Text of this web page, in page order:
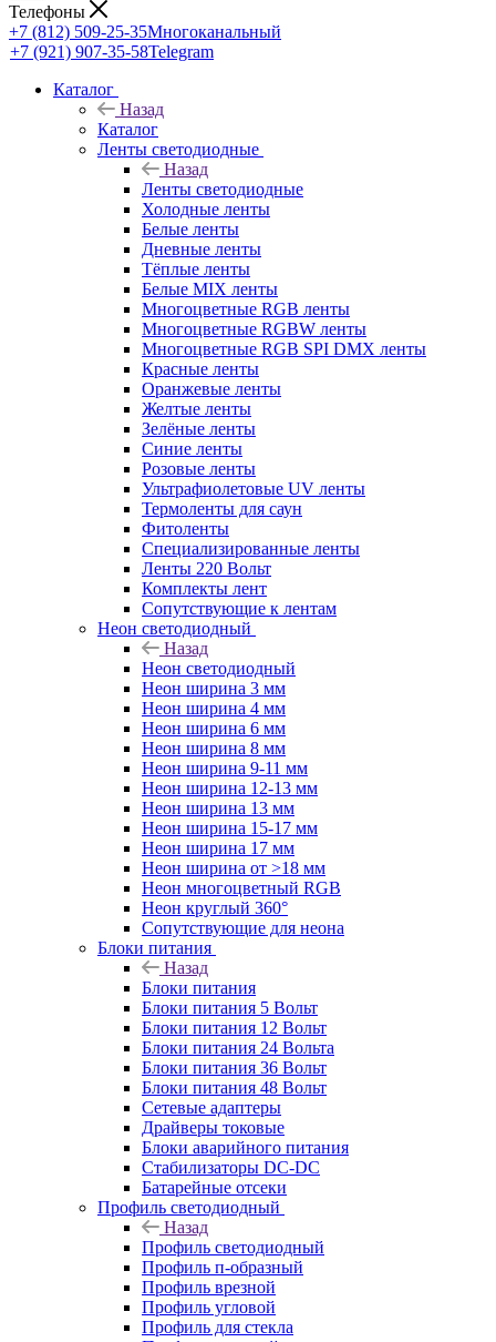
Телефоны
+7 (812) 509-25-35Многоканальный
+7 (921) 907-35-58Telegram
Каталог
Назад
Каталог
Ленты светодиодные
Назад
Ленты светодиодные
Холодные ленты
Белые ленты
Дневные ленты
Тёплые ленты
Белые MIX ленты
Многоцветные RGB ленты
Многоцветные RGBW ленты
Многоцветные RGB SPI DMX ленты
Красные ленты
Оранжевые ленты
Желтые ленты
Зелёные ленты
Синие ленты
Розовые ленты
Ультрафиолетовые UV ленты
Термоленты для саун
Фитоленты
Специализированные ленты
Ленты 220 Вольт
Комплекты лент
Сопутствующие к лентам
Неон светодиодный
Назад
Неон светодиодный
Неон ширина 3 мм
Неон ширина 4 мм
Неон ширина 6 мм
Неон ширина 8 мм
Неон ширина 9-11 мм
Неон ширина 12-13 мм
Неон ширина 13 мм
Неон ширина 15-17 мм
Неон ширина 17 мм
Неон ширина от >18 мм
Неон многоцветный RGB
Неон круглый 360°
Сопутствующие для неона
Блоки питания
Назад
Блоки питания
Блоки питания 5 Вольт
Блоки питания 12 Вольт
Блоки питания 24 Вольта
Блоки питания 36 Вольт
Блоки питания 48 Вольт
Сетевые адаптеры
Драйверы токовые
Блоки аварийного питания
Стабилизаторы DC-DC
Батарейные отсеки
Профиль светодиодный
Назад
Профиль светодиодный
Профиль п-образный
Профиль врезной
Профиль угловой
Профиль для стекла